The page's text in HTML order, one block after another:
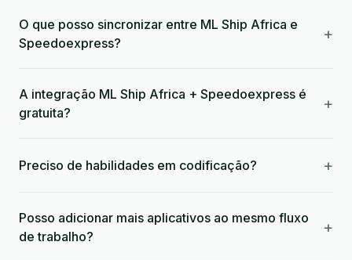
O que posso sincronizar entre ML Ship Africa e
Speedoexpress?
+
A integração ML Ship Africa + Speedoexpress é
gratuita?
+
Preciso de habilidades em codificação? +
Posso adicionar mais aplicativos ao mesmo fluxo
de trabalho?
+